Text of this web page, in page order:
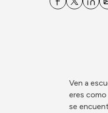
Ven a
eres como
se